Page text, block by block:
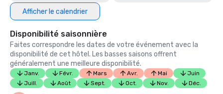
Afficher le calendrier
Disponibilité saisonnière
Faites correspondre les dates de votre événement avec la
disponibilité de cet hôtel. Les basses saisons offrent
généralement une meilleure disponibilité.
Janv. Févr. Mars Avr. Mai
Juin
Juill.
Août Sept. Oct. Nov. Déc.